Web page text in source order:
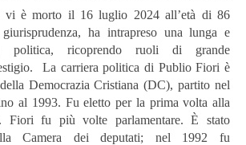
vi è morto il 16 luglio 2024 all’età di 86
ha intrapreso una lunga e
politica, ricoprendo ruoli di grande
La carriera politica di Publio Fiori è
Democrazia Cristiana (DC), partito nel
al 1993. Fu eletto per la prima volta alla
Fiori fu più volte parlamentare. È stato
Camera dei deputati; nel 1992 fu